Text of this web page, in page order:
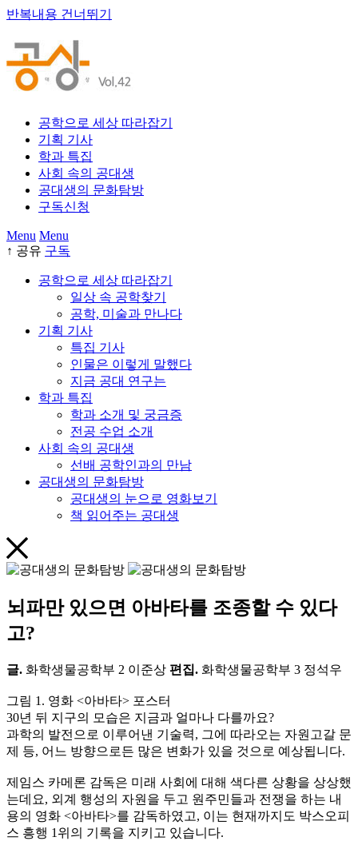
반복내용 건너뛰기
공학으로 세상 따라잡기
기획 기사
학과 특집
사회 속의 공대생
공대생의 문화탐방
구독신청
Menu Menu
↑ 공유 구독
공학으로 세상 따라잡기
일상 속 공학찾기
공학, 미술과 만나다
기획 기사
특집 기사
인물은 이렇게 말했다
지금 공대 연구는
학과 특집
학과 소개 및 궁금증
전공 수업 소개
사회 속의 공대생
선배 공학인과의 만남
공대생의 문화탐방
공대생의 눈으로 영화보기
책 읽어주는 공대생
뇌파만 있으면 아바타를 조종할 수 있다
고?
글. 화학생물공학부 2 이준상 편집. 화학생물공학부 3 정석우
그림 1. 영화 <아바타> 포스터
30년 뒤 지구의 모습은 지금과 얼마나 다를까요?
과학의 발전으로 이루어낸 기술력, 그에 따라오는 자원고갈 문
제 등, 어느 방향으로든 많은 변화가 있을 것으로 예상됩니다.
제임스 카메론 감독은 미래 사회에 대해 색다른 상황을 상상했
는데요, 외계 행성의 자원을 두고 원주민들과 전쟁을 하는 내
용의 영화 <아바타>를 감독하였고, 이는 현재까지도 박스오피
스 흥행 1위의 기록을 지키고 있습니다.